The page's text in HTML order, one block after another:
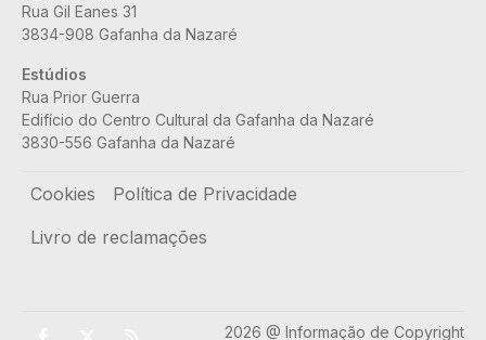
Rua Gil Eanes 31
3834-908 Gafanha da Nazaré
Estúdios
Rua Prior Guerra
Edifício do Centro Cultural da Gafanha da Nazaré
3830-556 Gafanha da Nazaré
Rodapé
Cookies
Política de Privacidade
Livro de reclamações
2026 @ Informação de Copyright